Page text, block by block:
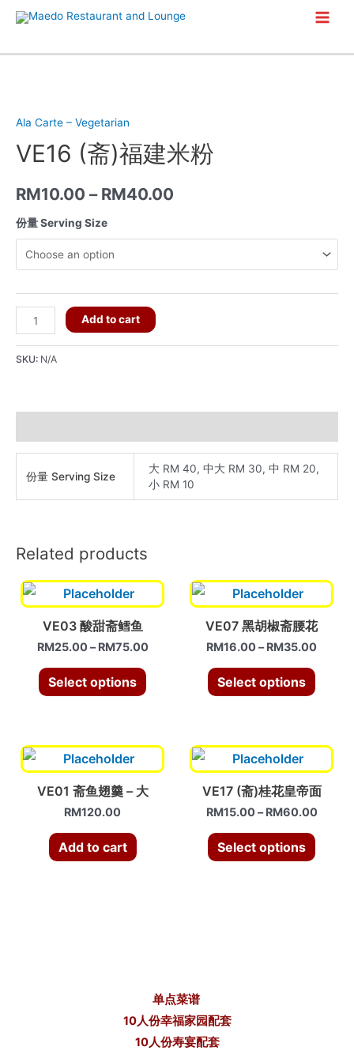
Skip
Main
Ala Carte – Vegetarian
VE16 (斋)福建米粉
RM10.00 – RM40.00
份量 Serving Size
VE16
(斋)
福
粉
Add to cart
SKU: N/A
份量 Serving Size
大 RM 40, 中大 RM 30, 中 RM 20,
小 RM 10
Related products
VE03 酸甜斋鳕鱼
RM25.00 –RM75.00
Select options
VE07 黑胡椒斋腰花
RM16.00 –RM35.00
Select options
VE01 斋鱼翅羹 – 大
RM120.00
Add to cart
VE17 (斋)桂花皇帝面
RM15.00 –RM60.00
Select options
单点菜谱
10人份幸福家园配套
10人份寿宴配套